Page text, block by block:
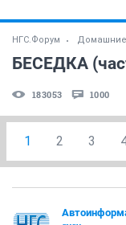
НГС.Форум
БЕСЕДКА
183053 1000
1 2 3